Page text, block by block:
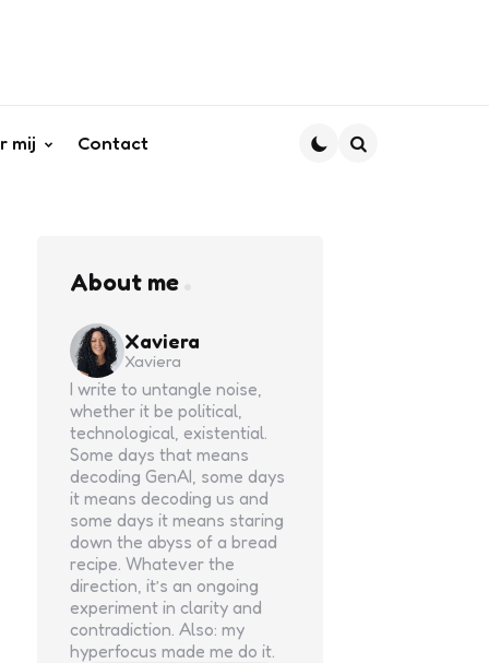
mij Contact
About me
Xaviera
Xaviera
I write to untangle noise,
whether it be political,
technological, existential.
Some days that means
decoding GenAI, some days
it means decoding us and
some days it means staring
down the abyss of a bread
recipe. Whatever the
direction, it’s an ongoing
experiment in clarity and
contradiction. Also: my
hyperfocus made me do it.